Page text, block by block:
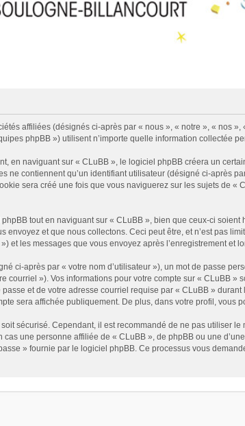
affiliées (désignés ci-après par « nous », « notre », « nos
phpBB ») utilisent n’importe quelle information collectée
en naviguant sur « CLuBB », le logiciel phpBB créera un
ne contiennent qu’un identifiant utilisateur (désigné ci-après
sera créé une fois que vous naviguerez sur les sujets de
tout en naviguant sur « CLuBB », bien que ceux-ci
envoyez et que nous collectons. Ceci peut être, et n’est pas
et les messages que vous envoyez après l’enregistrement et
ci-après par « votre nom d’utilisateur »), un mot de passe
»). Vos informations pour votre compte sur « CLuBB
et de votre adresse courriel requise par « CLuBB »
sera affichée publiquement. De plus, dans votre profil, vous
sécurisé. Cependant, il est recommandé de ne pas utiliser
une personne affiliée de « CLuBB », de phpBB ou une
» fournie par le logiciel phpBB. Ce processus vous